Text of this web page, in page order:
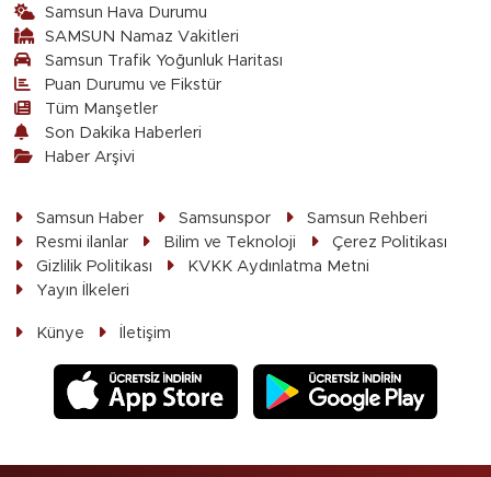
Samsun Hava Durumu
SAMSUN Namaz Vakitleri
Samsun Trafik Yoğunluk Haritası
Puan Durumu ve Fikstür
Tüm Manşetler
Son Dakika Haberleri
Haber Arşivi
Samsun Haber Samsunspor
Samsun Rehberi
Resmi ilanlar
Bilim ve Teknoloji
Çerez Politikası
Gizlilik Politikası
KVKK Aydınlatma Metni
Yayın İlkeleri
Künye İletişim